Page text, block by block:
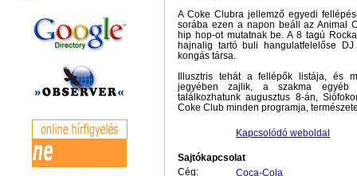
A Coke Clubra jellemző egyedi
sorába ezen a napon beáll az Animal
hip hop-ot mutatnak be. A 8 tagú
hajnalig tartó buli hangulatfelelőse
kongás társa.
Illusztris tehát a fellépők listája, és
jegyében zajlik, a szakma egyéb
találkozhatunk augusztus 8-án,
Coke Club minden programja,
Kapcsolódó weboldal
Sajtókapcsolat
Cég:
Coca-Cola